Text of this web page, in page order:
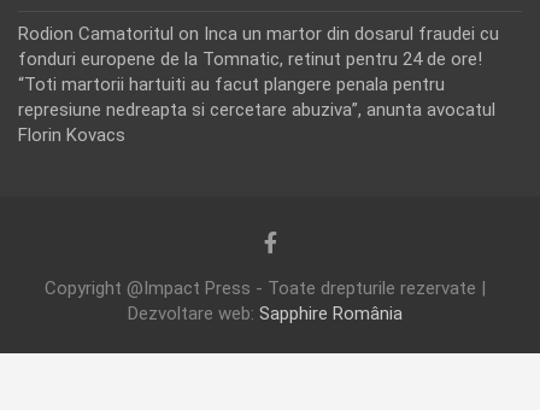
Rodion Camatoritul on Inca un martor din dosarul fraudei cu
fonduri europene de la Tomnatic, retinut pentru 24 de ore!
“Toti martorii hartuiti au facut plangere penala pentru
represiune nedreapta si cercetare abuziva”, anunta avocatul
Florin Kovacs
Copyright @Impact Press - Toate drepturile rezervate |
Dezvoltare web: Sapphire România